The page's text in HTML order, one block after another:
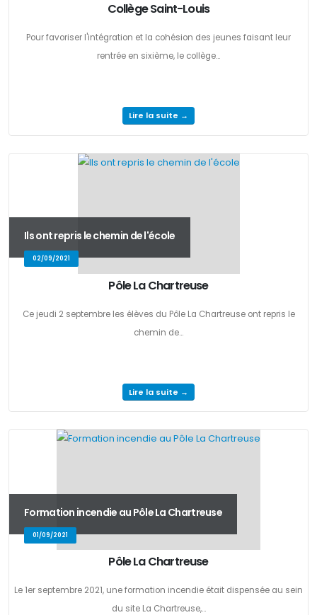
Collège Saint-Louis
Pour favoriser l'intégration et la cohésion des jeunes faisant leur
rentrée en sixième, le collège...
Lire la suite →
Ils ont repris le chemin de l'école
02/09/2021
Pôle La Chartreuse
Ce jeudi 2 septembre les élèves du Pôle La Chartreuse ont repris le
chemin de...
Lire la suite →
Formation incendie au Pôle La Chartreuse
01/09/2021
Pôle La Chartreuse
Le 1er septembre 2021, une formation incendie était dispensée au sein
du site La Chartreuse,...